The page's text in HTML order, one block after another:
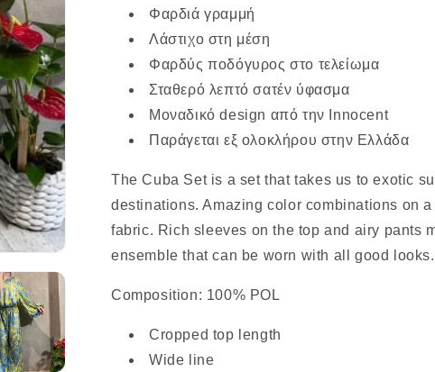
Φαρδιά γραμμή
Λάστιχο στη μέση
Φαρδύς ποδόγυρος στο τελείωμα
Σταθερό λεπτό σατέν ύφασμα
Μοναδικό design από την Innocent
Παράγεται εξ ολοκλήρου στην Ελλάδα
The Cuba Set is a set that takes us to exotic
destinations. Amazing color combinations on
fabric. Rich sleeves on the top and airy pants
ensemble that can be worn with all good looks.
Composition: 100% POL
Cropped top length
Wide line